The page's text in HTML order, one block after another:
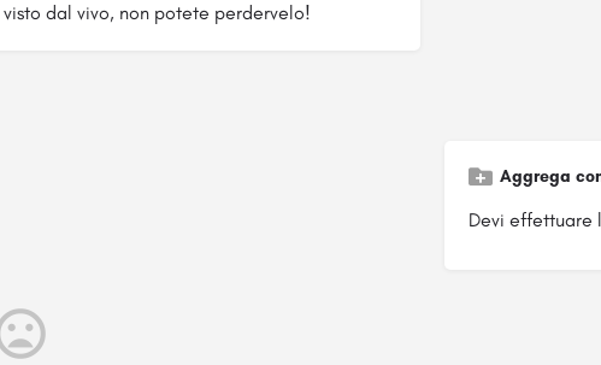
dal vivo, non potete perdervelo!
Aggrega
Devi effettuare